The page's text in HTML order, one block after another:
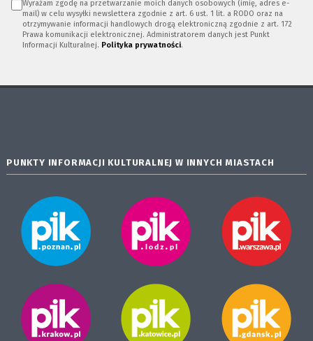
Wyrażam zgodę na przetwarzanie moich danych osobowych (imię, adres e-
mail) w celu wysyłki newslettera zgodnie z art. 6 ust. 1 lit. a RODO oraz na
otrzymywanie informacji handlowych drogą elektroniczną zgodnie z art. 172
Prawa komunikacji elektronicznej. Administratorem danych jest Punkt
Informacji Kulturalnej. Polityka prywatności.
PUNKTY INFORMACJI KULTURALNEJ W INNYCH MIASTACH